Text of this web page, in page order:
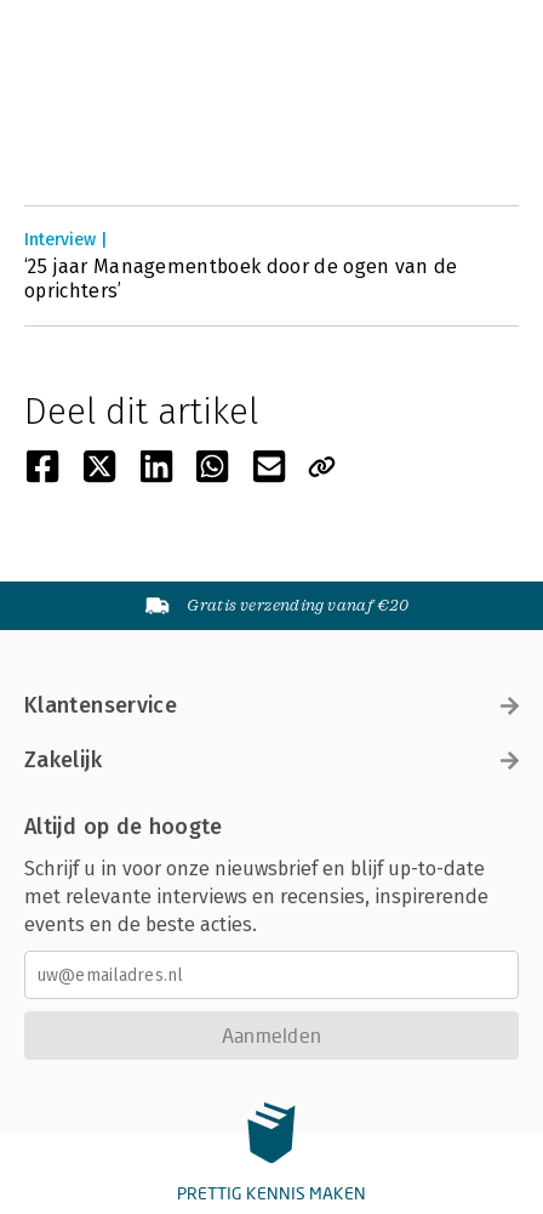
Interview |
‘25 jaar Managementboek door de ogen van de
oprichters’
Deel dit artikel
Gratis verzending vanaf €20
Klantenservice
Zakelijk
Altijd op de hoogte
Schrijf u in voor onze nieuwsbrief en blijf up-to-date
met relevante interviews en recensies, inspirerende
events en de beste acties.
Aanmelden
PRETTIG KENNIS MAKEN